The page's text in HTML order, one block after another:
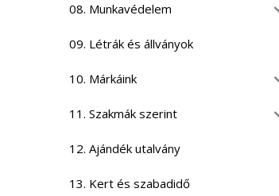
08. Munkavédelem
09. Létrák és állványok
10. Márkáink
11. Szakmák szerint
12. Ajándék utalvány
13. Kert és szabadidő